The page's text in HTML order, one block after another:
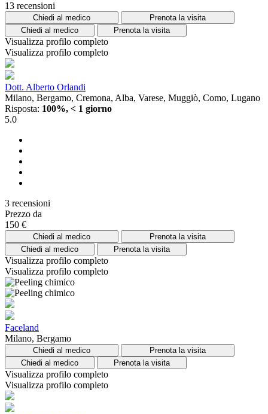
13 recensioni
Chiedi al medico
Prenota la visita
Chiedi al medico
Prenota la visita
Visualizza profilo completo
Visualizza profilo completo
Dott. Alberto Orlandi
Milano, Bergamo, Cremona, Alba, Varese, Muggiò, Como, Lugano
Risposta: 100%, < 1 giorno
5.0
3 recensioni
Prezzo da
150 €
Chiedi al medico
Prenota la visita
Chiedi al medico
Prenota la visita
Visualizza profilo completo
Visualizza profilo completo
Faceland
Milano, Bergamo
Chiedi al medico
Prenota la visita
Chiedi al medico
Prenota la visita
Visualizza profilo completo
Visualizza profilo completo